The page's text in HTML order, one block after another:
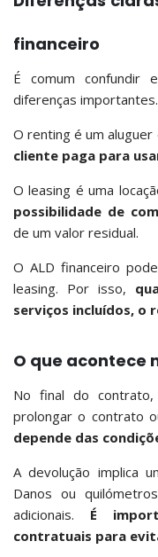
financeiro
É comum confundir
diferenças importantes.
O renting é um aluguer
cliente paga para
O leasing é uma
possibilidade de
de um valor residual.
O ALD financeiro
leasing. Por isso,
serviços incluídos, o
O que acontece
No final do
prolongar o contrato
depende das
A devolução implica
Danos ou
adicionais. É
contratuais para